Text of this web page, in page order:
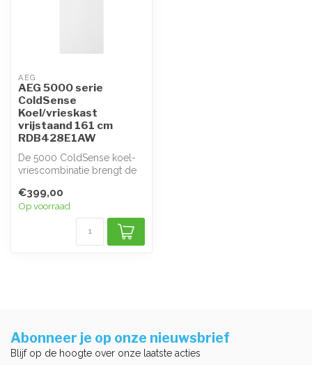
AEG
AEG 5000 serie
ColdSense
Koel/vrieskast
vrijstaand 161 cm
RDB428E1AW
De 5000 ColdSense koel-
vriescombinatie brengt de
terug n...
€399,00
Op voorraad
Abonneer je op onze nieuwsbrief
Blijf op de hoogte over onze laatste acties